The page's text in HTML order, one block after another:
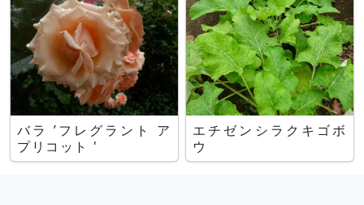
バラ ’フレグラント ア
プリコット '
エチゼンシラクキゴボ
ウ